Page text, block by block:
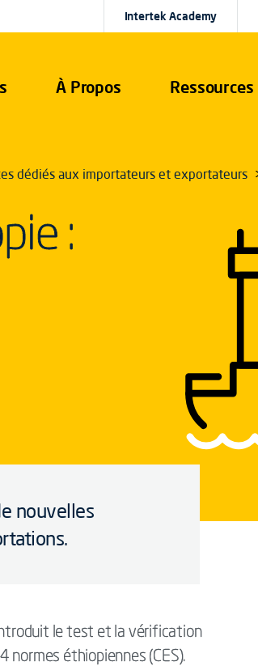
À Propos Ressources
Intertek Academy
dédiés aux importateurs et exportateurs
:
nouvelles
le test et la vérification
éthiopiennes (CES).